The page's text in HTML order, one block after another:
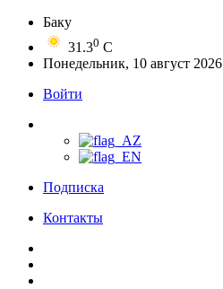
Баку
31.30 C
Понедельник, 10 август 2026
Войти
Подписка
Контакты